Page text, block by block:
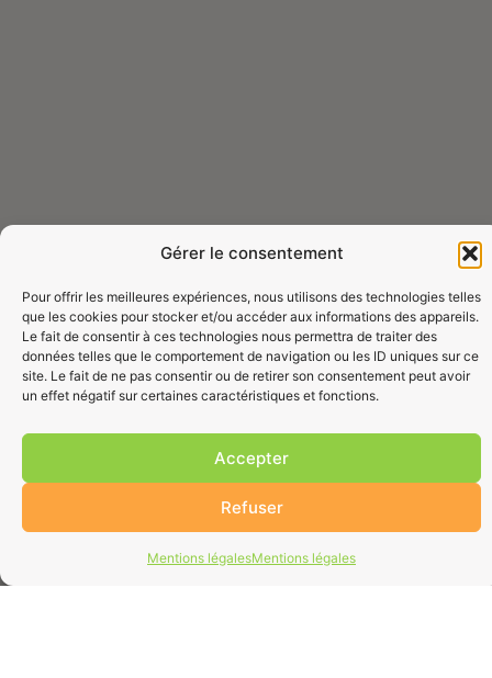
Gérer le consentement
Pour offrir les meilleures expériences, nous utilisons des technologies telles
que les cookies pour stocker et/ou accéder aux informations des appareils.
Le fait de consentir à ces technologies nous permettra de traiter des
données telles que le comportement de navigation ou les ID uniques sur ce
site. Le fait de ne pas consentir ou de retirer son consentement peut avoir
un effet négatif sur certaines caractéristiques et fonctions.
Accepter
Refuser
Mentions légalesMentions légales